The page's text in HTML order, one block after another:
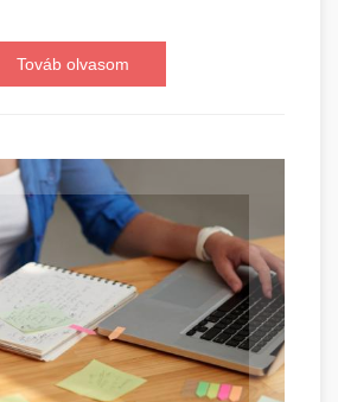
Továb olvasom